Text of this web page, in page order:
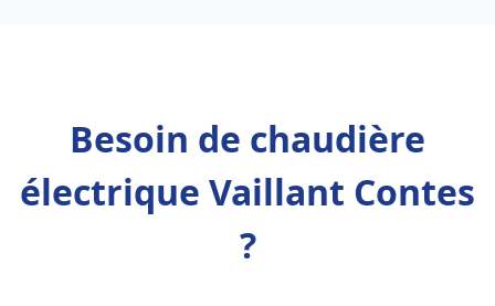
Besoin de chaudière
électrique Vaillant Contes
?